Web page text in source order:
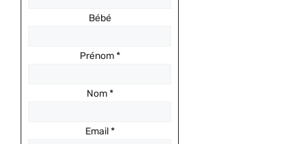
Bébé
Prénom*
Nom*
Email*